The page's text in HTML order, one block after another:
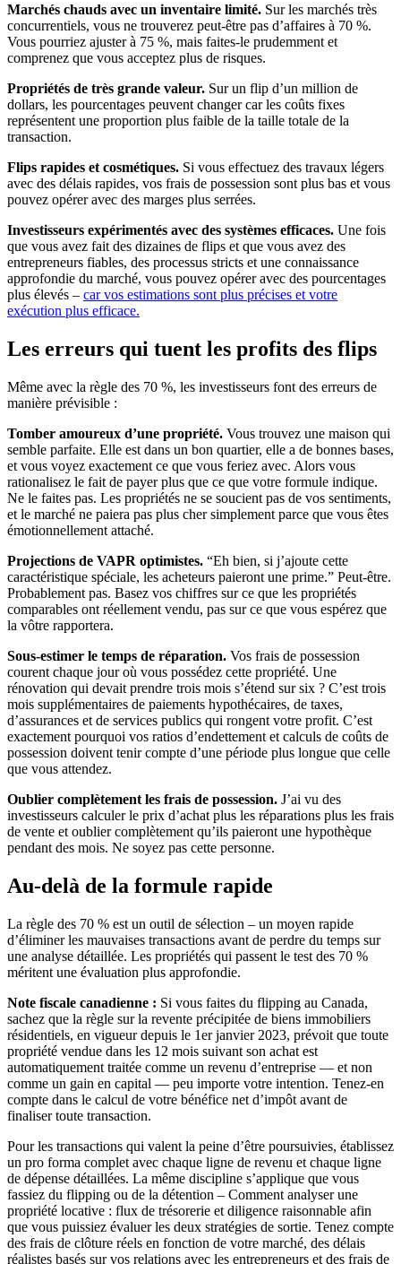
Marchés chauds avec un inventaire limité. Sur les marchés très
concurrentiels, vous ne trouverez peut-être pas d’affaires à 70 %.
Vous pourriez ajuster à 75 %, mais faites-le prudemment et
comprenez que vous acceptez plus de risques.
Propriétés de très grande valeur. Sur un flip d’un million de
dollars, les pourcentages peuvent changer car les coûts fixes
représentent une proportion plus faible de la taille totale de la
transaction.
Flips rapides et cosmétiques. Si vous effectuez des travaux légers
avec des délais rapides, vos frais de possession sont plus bas et vous
pouvez opérer avec des marges plus serrées.
Investisseurs expérimentés avec des systèmes efficaces. Une fois
que vous avez fait des dizaines de flips et que vous avez des
entrepreneurs fiables, des processus stricts et une connaissance
approfondie du marché, vous pouvez opérer avec des pourcentages
plus élevés – car vos estimations sont plus précises et votre
exécution plus efficace.
Les erreurs qui tuent les profits des flips
Même avec la règle des 70 %, les investisseurs font des erreurs de
manière prévisible :
Tomber amoureux d’une propriété. Vous trouvez une maison qui
semble parfaite. Elle est dans un bon quartier, elle a de bonnes bases,
et vous voyez exactement ce que vous feriez avec. Alors vous
rationalisez le fait de payer plus que ce que votre formule indique.
Ne le faites pas. Les propriétés ne se soucient pas de vos sentiments,
et le marché ne paiera pas plus cher simplement parce que vous êtes
émotionnellement attaché.
Projections de VAPR optimistes. “Eh bien, si j’ajoute cette
caractéristique spéciale, les acheteurs paieront une prime.” Peut-être.
Probablement pas. Basez vos chiffres sur ce que les propriétés
comparables ont réellement vendu, pas sur ce que vous espérez que
la vôtre rapportera.
Sous-estimer le temps de réparation. Vos frais de possession
courent chaque jour où vous possédez cette propriété. Une
rénovation qui devait prendre trois mois s’étend sur six ? C’est trois
mois supplémentaires de paiements hypothécaires, de taxes,
d’assurances et de services publics qui rongent votre profit. C’est
exactement pourquoi vos ratios d’endettement et calculs de coûts de
possession doivent tenir compte d’une période plus longue que celle
que vous attendez.
Oublier complètement les frais de possession. J’ai vu des
investisseurs calculer le prix d’achat plus les réparations plus les frais
de vente et oublier complètement qu’ils paieront une hypothèque
pendant des mois. Ne soyez pas cette personne.
Au-delà de la formule rapide
La règle des 70 % est un outil de sélection – un moyen rapide
d’éliminer les mauvaises transactions avant de perdre du temps sur
une analyse détaillée. Les propriétés qui passent le test des 70 %
méritent une évaluation plus approfondie.
Note fiscale canadienne : Si vous faites du flipping au Canada,
sachez que la règle sur la revente précipitée de biens immobiliers
résidentiels, en vigueur depuis le 1er janvier 2023, prévoit que toute
propriété vendue dans les 12 mois suivant son achat est
automatiquement traitée comme un revenu d’entreprise — et non
comme un gain en capital — peu importe votre intention. Tenez-en
compte dans le calcul de votre bénéfice net d’impôt avant de
finaliser toute transaction.
Pour les transactions qui valent la peine d’être poursuivies, établissez
un pro forma complet avec chaque ligne de revenu et chaque ligne
de dépense détaillées. La même discipline s’applique que vous
fassiez du flipping ou de la détention – Comment analyser une
propriété locative : flux de trésorerie et diligence raisonnable afin
que vous puissiez évaluer les deux stratégies de sortie. Tenez compte
des frais de clôture réels en fonction de votre marché, des délais
réalistes basés sur vos relations avec les entrepreneurs et des frais de